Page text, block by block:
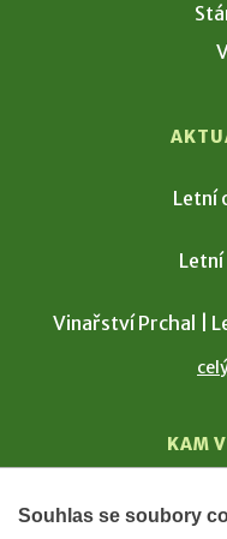
Letní
Vinařství Prchal |
KAM
T.
Souhlas se soubory